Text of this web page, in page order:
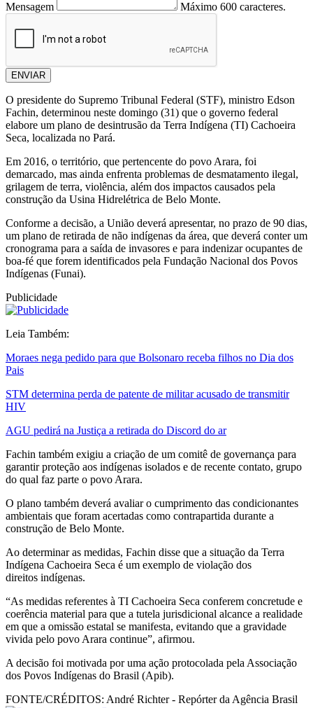
Mensagem Máximo 600 caracteres.
ENVIAR
O presidente do Supremo Tribunal Federal (STF), ministro Edson
Fachin, determinou neste domingo (31) que o governo federal
elabore um plano de desintrusão da Terra Indígena (TI) Cachoeira
Seca, localizada no Pará.
Em 2016, o território, que pertencente do povo Arara, foi
demarcado, mas ainda enfrenta problemas de desmatamento ilegal,
grilagem de terra, violência, além dos impactos causados pela
construção da Usina Hidrelétrica de Belo Monte.
Conforme a decisão, a União deverá apresentar, no prazo de 90 dias,
um plano de retirada de não indígenas da área, que deverá conter um
cronograma para a saída de invasores e para indenizar ocupantes de
boa-fé que forem identificados pela Fundação Nacional dos Povos
Indígenas (Funai).
Publicidade
Leia Também:
Moraes nega pedido para que Bolsonaro receba filhos no Dia dos
Pais
STM determina perda de patente de militar acusado de transmitir
HIV
AGU pedirá na Justiça a retirada do Discord do ar
Fachin também exigiu a criação de um comitê de governança para
garantir proteção aos indígenas isolados e de recente contato, grupo
do qual faz parte o povo Arara.
O plano também deverá avaliar o cumprimento das condicionantes
ambientais que foram acertadas como contrapartida durante a
construção de Belo Monte.
Ao determinar as medidas, Fachin disse que a situação da Terra
Indígena Cachoeira Seca é um exemplo de violação dos
direitos indígenas.
“As medidas referentes à TI Cachoeira Seca conferem concretude e
coerência material para que a tutela jurisdicional alcance a realidade
em que a omissão estatal se manifesta, evitando que a gravidade
vivida pelo povo Arara continue”, afirmou.
A decisão foi motivada por uma ação protocolada pela Associação
dos Povos Indígenas do Brasil (Apib).
FONTE/CRÉDITOS: André Richter - Repórter da Agência Brasil